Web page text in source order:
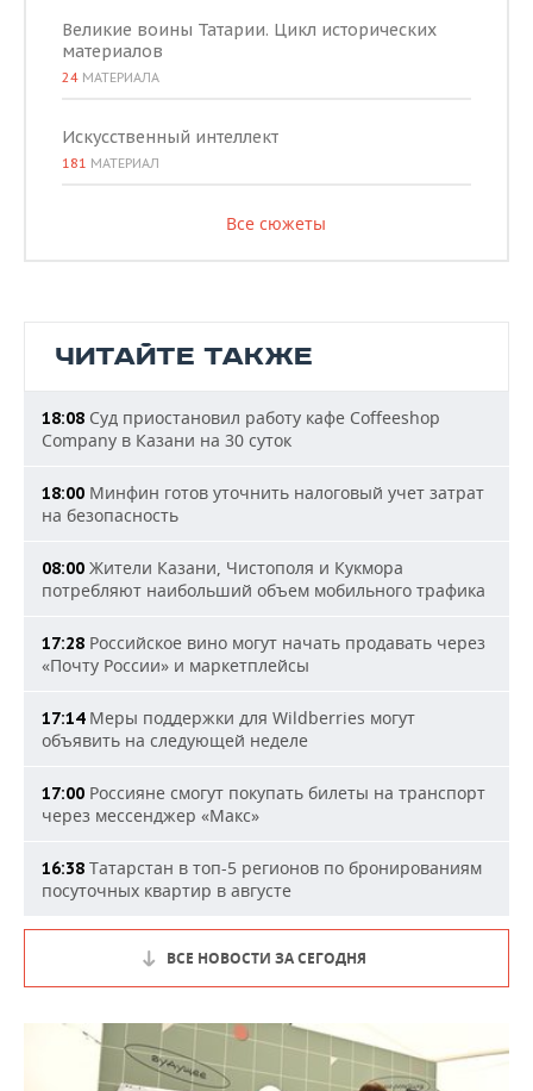
Великие воины Татарии. Цикл исторических
материалов
24 МАТЕРИАЛА
Искусственный интеллект
181 МАТЕРИАЛ
Все сюжеты
ЧИТАЙТЕ ТАКЖЕ
18:08 Суд приостановил работу кафе Coffeeshop
Company в Казани на 30 суток
18:00 Минфин готов уточнить налоговый учет затрат
на безопасность
08:00 Жители Казани, Чистополя и Кукмора
потребляют наибольший объем мобильного трафика
17:28 Российское вино могут начать продавать через
«Почту России» и маркетплейсы
17:14Меры поддержки для Wildberries могут
объявить на следующей неделе
17:00 Россияне смогут покупать билеты на транспорт
через мессенджер «Макс»
16:38 Татарстан в топ-5 регионов по бронированиям
посуточных квартир в августе
ВСЕ НОВОСТИ ЗА СЕГОДНЯ